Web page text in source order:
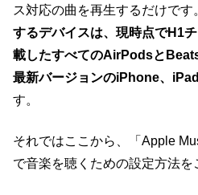
ス対応の曲を再生するだけです
するデバイスは、現時点でH1
載したすべてのAirPodsと
最新バージョンのiPhone、
す。
それではここから、「Apple
で音楽を聴くための設定方法を